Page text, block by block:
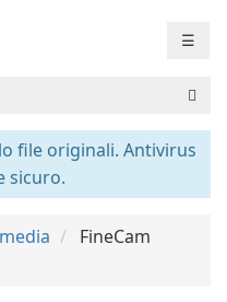
☰
file originali. Antivirus
sicuro.
FineCam